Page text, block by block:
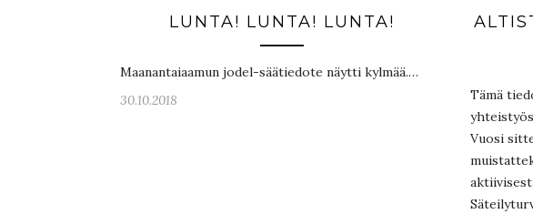
LUNTA! LUNTA! LUNTA!
Maanantaiaamun jodel-säätiedote näytti kylmää.…
30.10.2018
Tämä
Vuosi